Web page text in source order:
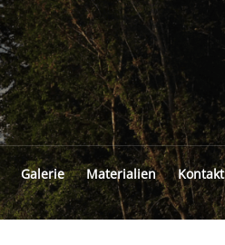
Galerie Materialien Kontakt